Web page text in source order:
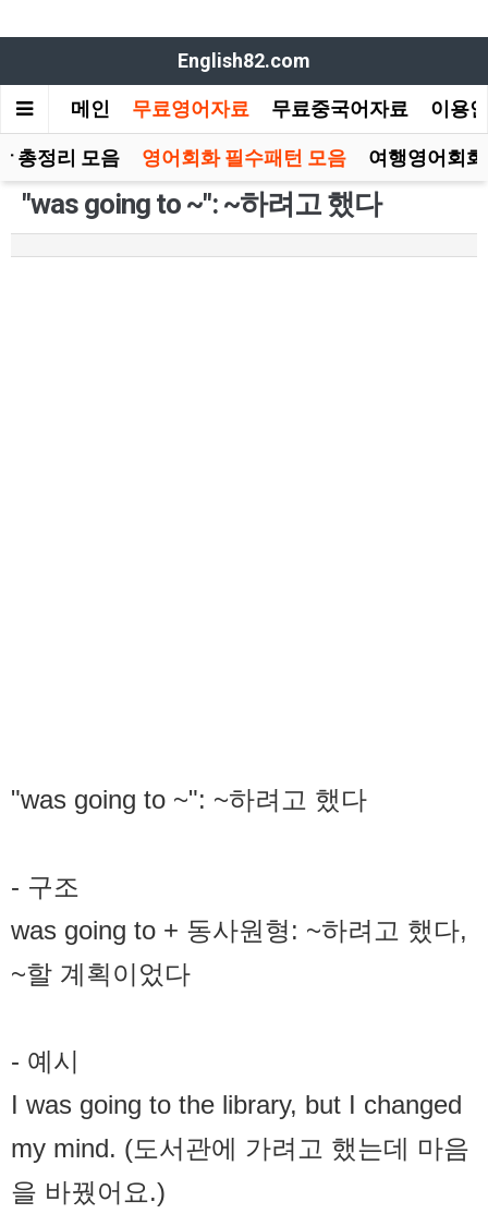
English82.com
메인 무료영어자료 무료중국어자료 이용
총정리 모음 영어회화 필수패턴 모음 여행영어회
"was going to ~": ~하려고 했다
"was going to ~": ~하려고 했다
- 구조
was going to + 동사원형: ~하려고 했다,
~할 계획이었다
- 예시
I was going to the library, but I changed
my mind. (도서관에 가려고 했는데 마음
을 바꿨어요.)